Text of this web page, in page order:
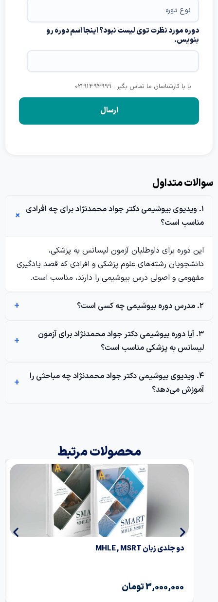
دوره مورد نظرت توی لیست نبود؟ اینجا اسم دوره رو
بنویس.
یا با کارشناسان ما تماس بگیر : 02191494999
متداول
۱. ویدیوی بیوشیمی دکتر جواد محمدنژاد برای چه افرادی
مناسب است؟
این دوره برای داوطلبان آزمون لیسانس به پزشکی،
دانشجویان رشته‌های علوم پزشکی و افرادی که قصد یادگیری
مفهومی و اصولی درس بیوشیمی را دارند، مناسب است.
۳. آیا دوره بیوشیمی دکتر جواد محمدنژاد برای آزمون
لیسانس به پزشکی مناسب است؟
۴. ویدیوی بیوشیمی دکتر جواد محمدنژاد چه مباحثی را
آموزش می‌دهد؟
محصولات مرتبط
دو جلدی زبان MHLE , MSRT
3,000,000تومان